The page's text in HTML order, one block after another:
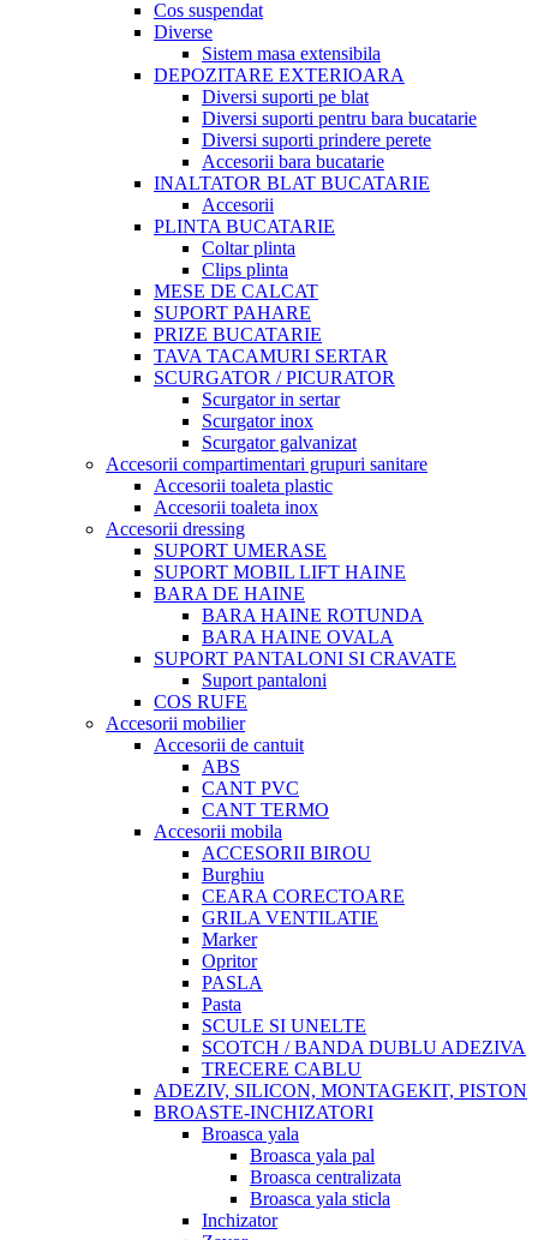
Cos suspendat
Diverse
Sistem masa extensibila
DEPOZITARE EXTERIOARA
Diversi suporti pe blat
Diversi suporti pentru bara bucatarie
Diversi suporti prindere perete
Accesorii bara bucatarie
INALTATOR BLAT BUCATARIE
Accesorii
PLINTA BUCATARIE
Coltar plinta
Clips plinta
MESE DE CALCAT
SUPORT PAHARE
PRIZE BUCATARIE
TAVA TACAMURI SERTAR
SCURGATOR / PICURATOR
Scurgator in sertar
Scurgator inox
Scurgator galvanizat
Accesorii compartimentari grupuri sanitare
Accesorii toaleta plastic
Accesorii toaleta inox
Accesorii dressing
SUPORT UMERASE
SUPORT MOBIL LIFT HAINE
BARA DE HAINE
BARA HAINE ROTUNDA
BARA HAINE OVALA
SUPORT PANTALONI SI CRAVATE
Suport pantaloni
COS RUFE
Accesorii mobilier
Accesorii de cantuit
ABS
CANT PVC
CANT TERMO
Accesorii mobila
ACCESORII BIROU
Burghiu
CEARA CORECTOARE
GRILA VENTILATIE
Marker
Opritor
PASLA
Pasta
SCULE SI UNELTE
SCOTCH / BANDA DUBLU ADEZIVA
TRECERE CABLU
ADEZIV, SILICON, MONTAGEKIT, PISTON
BROASTE-INCHIZATORI
Broasca yala
Broasca yala pal
Broasca centralizata
Broasca yala sticla
Inchizator